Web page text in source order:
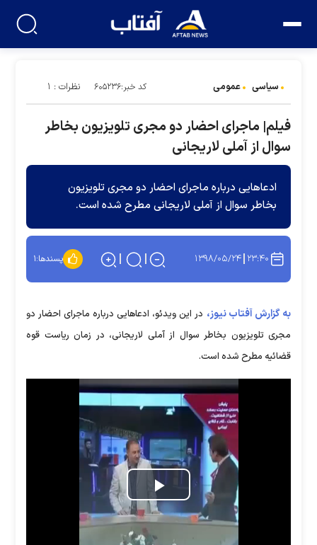
سیاسی عمومی کد خبر:۶۰۵۲۳۶ نظرات : ۱
فیلم| ماجرای احضار دو مجری تلويزيون بخاطر
سوال از آملی لاريجانی
ادعاهایی درباره ماجرای احضار دو مجری تلويزيون
بخاطر سوال از آملی لاريجانی مطرح شده است.
۲۳:۴۰ ۱۳۹۸/۰۵/۲۴ پسندها:۱
به گزارش آفتاب نیوز، در این ویدئو، ادعاهایی درباره ماجرای احضار دو
مجری تلويزيون بخاطر سوال از آملی لاريجانی، در زمان ریاست قوه
قضائیه مطرح شده است.
Play
Video